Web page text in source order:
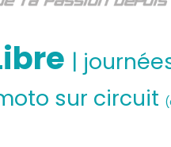
|
sur circuit